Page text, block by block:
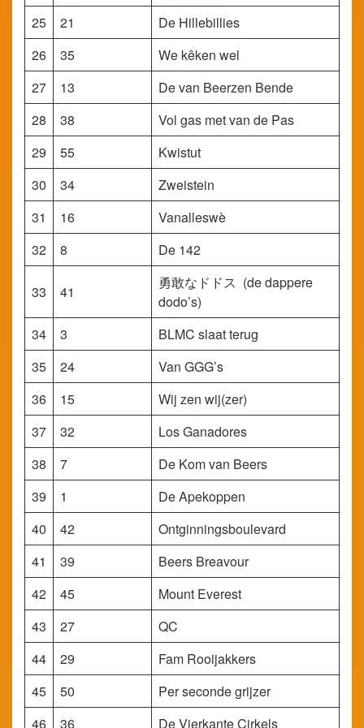
25
21
De Hillebillies
26
35
We kêken wel
27
13
De van Beerzen Bende
28
38
Vol gas met van de Pas
29
55
Kwistut
30
34
Zweistein
31
16
Vanalleswè
32
8 De 142
33 41
勇敢なドドス (de dappere
dodo’s)
34
3
BLMC slaat terug
35
24
Van GGG’s
36
15
Wij zen wij(zer)
37
32
Los Ganadores
38
7
De Kom van Beers
39
1
De Apekoppen
40
42
Ontginningsboulevard
41
39
Beers Breavour
42
45
Mount Everest
43
27
QC
44
29
Fam Rooijakkers
45
50
Per seconde grijzer
46
36 De Vierkante Cirkels